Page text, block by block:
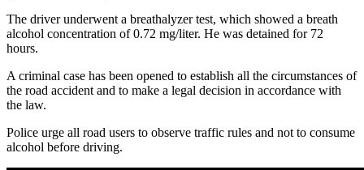
The driver underwent a breathalyzer test, which showed a breath
alcohol concentration of 0.72 mg/liter. He was detained for 72
hours.
A criminal case has been opened to establish all the circumstances of
the road accident and to make a legal decision in accordance with
the law.
Police urge all road users to observe traffic rules and not to consume
alcohol before driving.